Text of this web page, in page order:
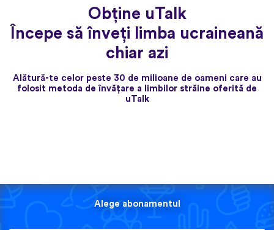
Obține uTalk
Începe să înveți limba ucraineană
chiar azi
Alătură-te celor peste 30 de milioane de oameni care au
folosit metoda de învățare a limbilor străine oferită de
uTalk
Alege abonamentul